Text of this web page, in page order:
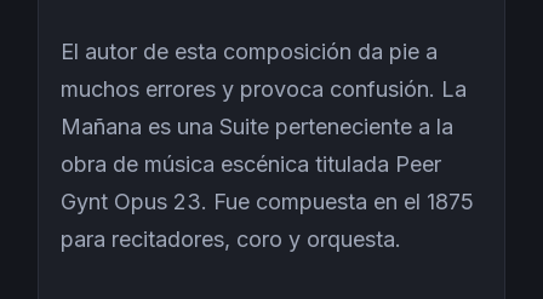
El autor de esta composición da pie a
muchos errores y provoca confusión. La
Mañana es una Suite perteneciente a la
obra de música escénica titulada Peer
Gynt Opus 23. Fue compuesta en el 1875
para recitadores, coro y orquesta.